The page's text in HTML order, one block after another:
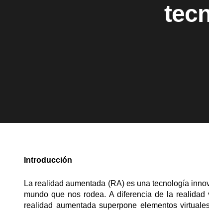
Introducción
La realidad aumentada (RA) es una tecnología
mundo que nos rodea. A diferencia de la
realidad aumentada superpone elementos